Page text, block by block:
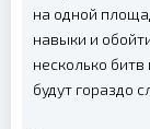
на одной
навыки и
несколько битв
будут гораздо